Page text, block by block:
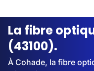
Streaming
La fibre
(43100).
À Cohade, la fibre